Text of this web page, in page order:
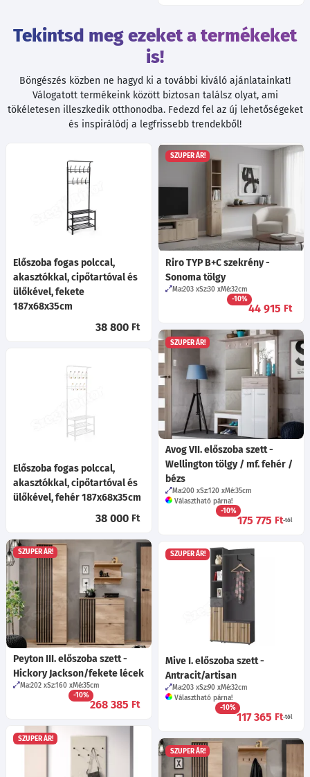
Tekintsd meg ezeket a termékeket
is!
Böngészés közben ne hagyd ki a további kiváló ajánlatainkat!
Válogatott termékeink között biztosan találsz olyat, ami
tökéletesen illeszkedik otthonodba. Fedezd fel az új lehetőségeket
és inspirálódj a legfrissebb trendekből!
Előszoba fogas polccal,
akasztókkal, cipőtartóval és
ülőkével, fekete
187x68x35cm
38 800 Ft
SZUPER ÁR!
Riro TYP B+C szekrény -
Sonoma tölgy
Ma:203 Sz:30 Mé:32cm
-10%
44 915 Ft
SZUPER ÁR!
Avog VII. előszoba szett -
Wellington tölgy / mf. fehér /
bézs
Ma:200 Sz:120 Mé:35cm
Választható párna!
-10%
175 775 Ft-tól
Előszoba fogas polccal,
akasztókkal, cipőtartóval és
ülőkével, fehér 187x68x35cm
38 000 Ft
SZUPER ÁR!
Peyton III. előszoba szett -
Hickory Jackson/fekete lécek
Ma:202 Sz:160 Mé:35cm
-10%
268 385 Ft
SZUPER ÁR!
Mive I. előszoba szett -
Antracit/artisan
Ma:203 Sz:90 Mé:32cm
Választható párna!
-10%
117 365 Ft-tól
SZUPER ÁR!
SZUPER ÁR!